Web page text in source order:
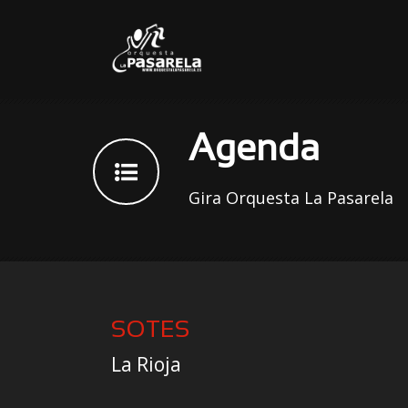
Agenda
Gira Orquesta La Pasarela
SOTES
La Rioja